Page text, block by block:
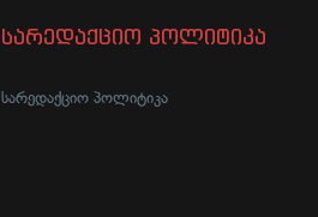
სარედაქციო პოლიტიკა
სარედაქციო პოლიტიკა